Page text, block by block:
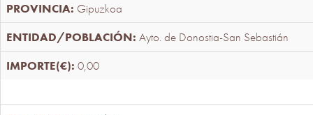
Gipuzkoa
Ayto. de Donostia-San Sebastián
0,00